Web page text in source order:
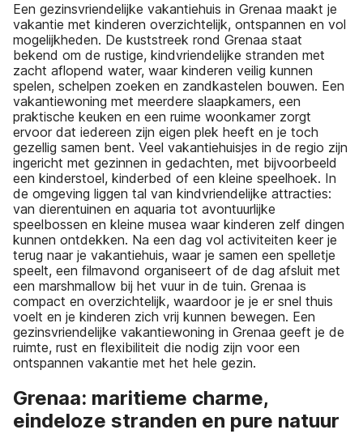
Een gezinsvriendelijke vakantiehuis in Grenaa maakt je
vakantie met kinderen overzichtelijk, ontspannen en vol
mogelijkheden. De kuststreek rond Grenaa staat
bekend om de rustige, kindvriendelijke stranden met
zacht aflopend water, waar kinderen veilig kunnen
spelen, schelpen zoeken en zandkastelen bouwen. Een
vakantiewoning met meerdere slaapkamers, een
praktische keuken en een ruime woonkamer zorgt
ervoor dat iedereen zijn eigen plek heeft en je toch
gezellig samen bent. Veel vakantiehuisjes in de regio zijn
ingericht met gezinnen in gedachten, met bijvoorbeeld
een kinderstoel, kinderbed of een kleine speelhoek. In
de omgeving liggen tal van kindvriendelijke attracties:
van dierentuinen en aquaria tot avontuurlijke
speelbossen en kleine musea waar kinderen zelf dingen
kunnen ontdekken. Na een dag vol activiteiten keer je
terug naar je vakantiehuis, waar je samen een spelletje
speelt, een filmavond organiseert of de dag afsluit met
een marshmallow bij het vuur in de tuin. Grenaa is
compact en overzichtelijk, waardoor je je er snel thuis
voelt en je kinderen zich vrij kunnen bewegen. Een
gezinsvriendelijke vakantiewoning in Grenaa geeft je de
ruimte, rust en flexibiliteit die nodig zijn voor een
ontspannen vakantie met het hele gezin.
Grenaa: maritieme charme,
eindeloze stranden en pure natuur